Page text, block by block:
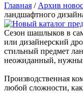
Главная / Архив
ландшафтного
Сезон шашлыков в
или дизайнерский
стильный предмет
неожиданный,
Производственная
любой сложности,